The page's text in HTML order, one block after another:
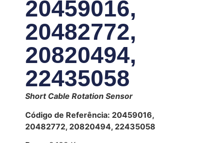
20459016,
20482772,
20820494,
22435058
Short Cable Rotation Sensor
Código de Referência: 20459016,
20482772, 20820494, 22435058